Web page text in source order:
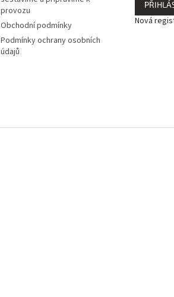
provozu
Obchodní podmínky
Podmínky ochrany osobních
údajů
Nová